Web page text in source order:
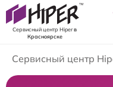
Сервисный центр Hiperв
Красноярске
Сервисный центр